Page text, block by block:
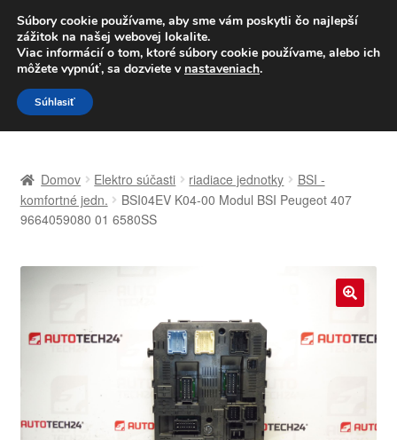
DOPRAVA od 6 EUR
Po–Pi 09:00–16:00 233 221 276
Preskočiť
na
navigáciu
Preskočiť
na
obsah
Celosvetová preprava
Košík
O nás
Domov Elektro súčasti riadiace jednotky
BSI -
komfortné jedn.
BSI04EV K04-00 Modul BSI Peugeot 407
9664059080 01 6580SS
Súbory cookie používame, aby sme vám poskytli čo najlepší
zážitok na našej webovej lokalite.
Viac informácií o tom, ktoré súbory cookie používame, alebo ich
môžete vypnúť, sa dozviete v nastaveniach.
Súhlasiť